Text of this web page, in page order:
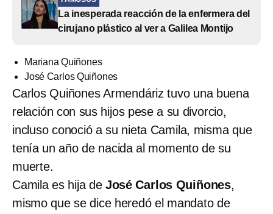
La inesperada reacción de la enfermera del
cirujano plástico al ver a Galilea Montijo
Mariana Quiñones
José Carlos Quiñones
Carlos Quiñones Armendáriz tuvo una buena
relación con sus hijos pese a su divorcio,
incluso conoció a su nieta Camila, misma que
tenía un año de nacida al momento de su
muerte.
Camila es hija de José Carlos Quiñones,
mismo que se dice heredó el mandato de